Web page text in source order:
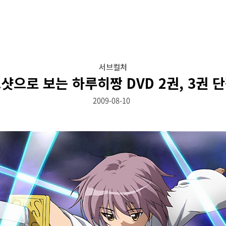
서브컬처
으로 보는 하루히짱 DVD 2권, 3권
2009-08-10